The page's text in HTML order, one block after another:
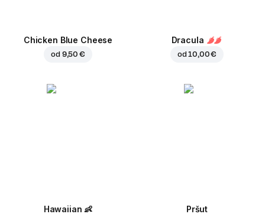
Chicken Blue Cheese
od 9,50 €
Dracula
od10,00 €
Hawaiian 👶 Pršut